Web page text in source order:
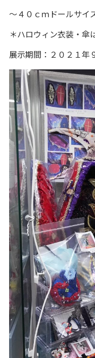
～４０ｃｍドールサ
＊ハロウィン衣装・傘
展示期間：２０２１年